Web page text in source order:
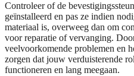
Controleer of de
geïnstalleerd en pas ze indien
materiaal is, overweeg dan om
voor reparatie of vervanging.
veelvoorkomende problemen en
zorgen dat jouw verduisterende
functioneren en lang meegaan.